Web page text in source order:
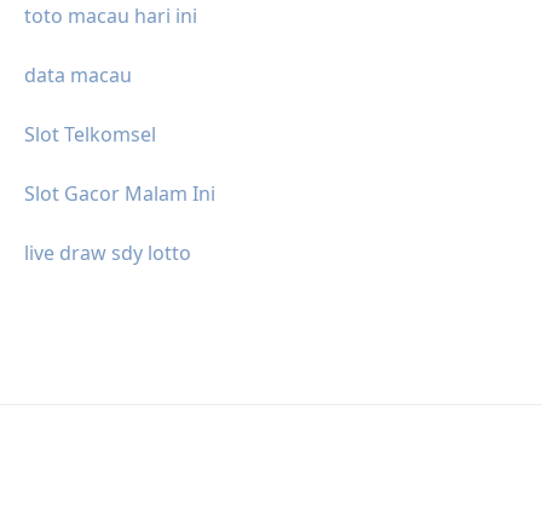
toto macau hari ini
data macau
Slot Telkomsel
Slot Gacor Malam Ini
live draw sdy lotto